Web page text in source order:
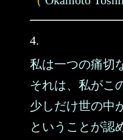
4.
私は一つの痛切
それは、私がこ
少しだけ世の中
ということが認